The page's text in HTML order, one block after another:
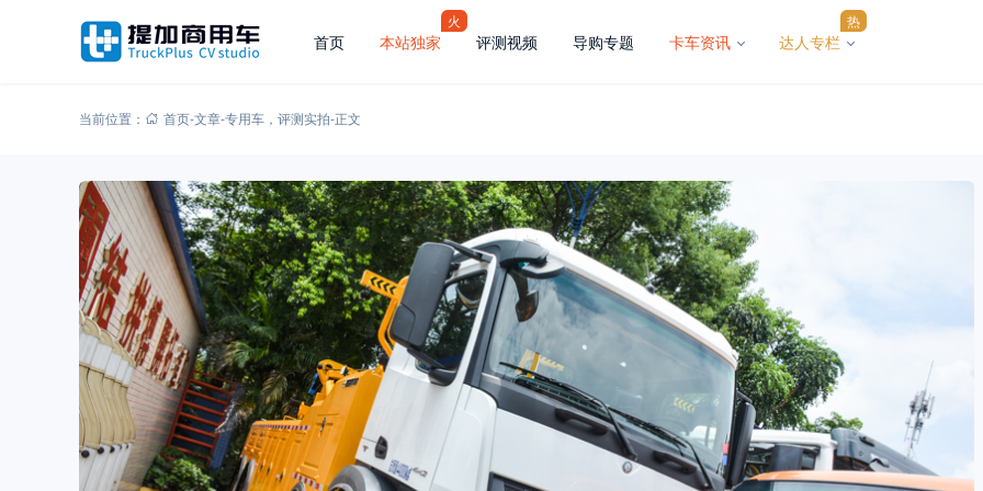
首页 本站独家
火
评测视频 导购专题 卡车资讯 达人专栏
热
当前位置： 首页-文章-专用车 ， 评测实拍-正文